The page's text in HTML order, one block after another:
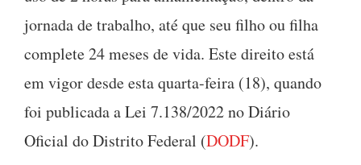
jornada de trabalho, até que seu filho ou filha
complete 24 meses de vida. Este direito está
em vigor desde esta quarta-feira (18), quando
foi publicada a Lei 7.138/2022 no Diário
Oficial do Distrito Federal (DODF).